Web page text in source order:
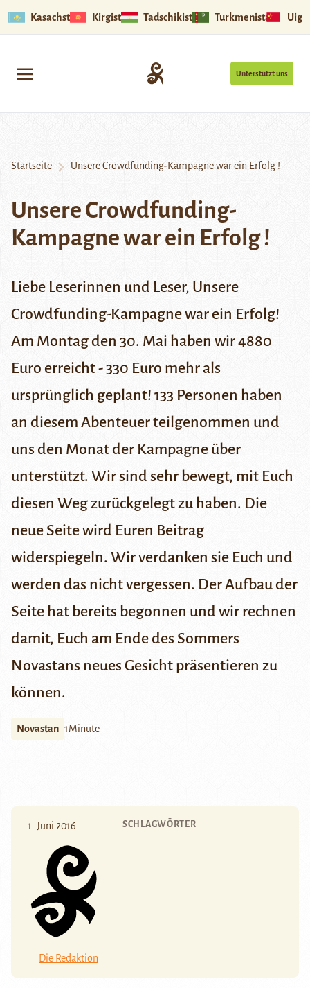
Kasachstan Kirgistan Tadschikistan Turkmenistan
Unterstützt uns
Startseite Unsere Crowdfunding-Kampagne war ein Erfolg !
Unsere Crowdfunding-
Kampagne war ein Erfolg !
Liebe Leserinnen und Leser, Unsere
Crowdfunding-Kampagne war ein Erfolg!
Am Montag den 30. Mai haben wir 4880
Euro erreicht - 330 Euro mehr als
ursprünglich geplant! 133 Personen haben
an diesem Abenteuer teilgenommen und
uns den Monat der Kampagne über
unterstützt. Wir sind sehr bewegt, mit Euch
diesen Weg zurückgelegt zu haben. Die
neue Seite wird Euren Beitrag
widerspiegeln. Wir verdanken sie Euch und
werden das nicht vergessen. Der Aufbau der
Seite hat bereits begonnen und wir rechnen
damit, Euch am Ende des Sommers
Novastans neues Gesicht präsentieren zu
können.
Novastan 1Minute
1. Juni 2016
Die Redaktion
SCHLAGWÖRTER